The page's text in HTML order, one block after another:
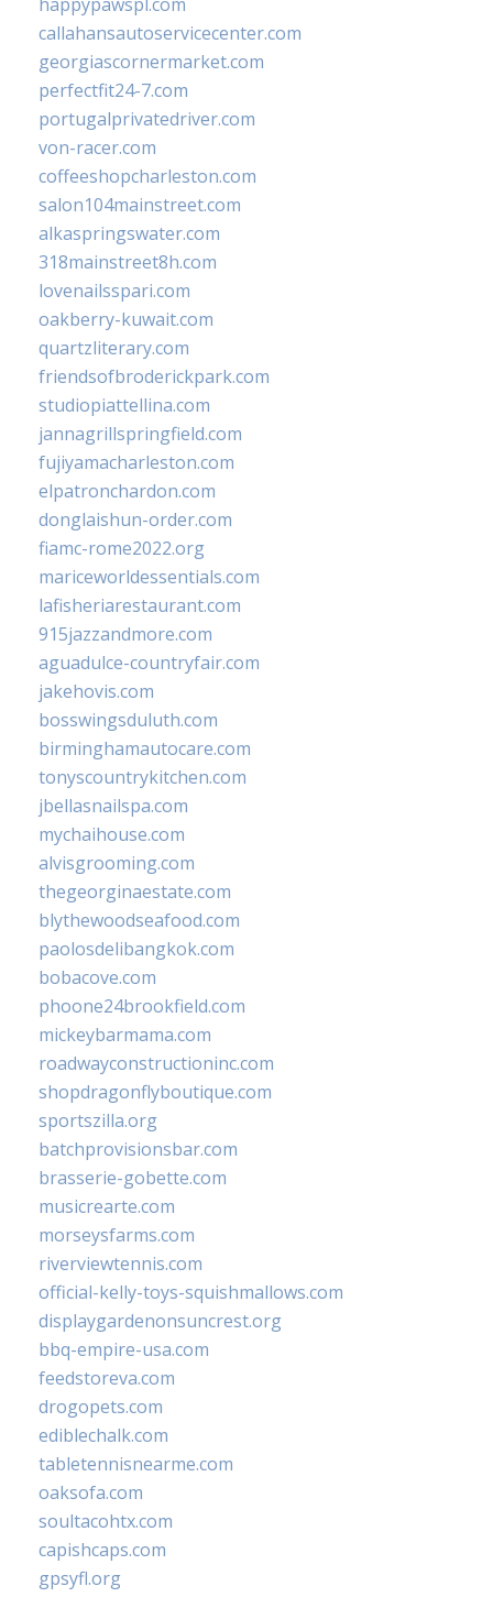
callahansautoservicecenter.com
georgiascornermarket.com
perfectfit24-7.com
portugalprivatedriver.com
von-racer.com
coffeeshopcharleston.com
salon104mainstreet.com
alkaspringswater.com
318mainstreet8h.com
lovenailsspari.com
oakberry-kuwait.com
quartzliterary.com
friendsofbroderickpark.com
studiopiattellina.com
jannagrillspringfield.com
fujiyamacharleston.com
elpatronchardon.com
donglaishun-order.com
fiamc-rome2022.org
mariceworldessentials.com
lafisheriarestaurant.com
915jazzandmore.com
aguadulce-countryfair.com
jakehovis.com
bosswingsduluth.com
birminghamautocare.com
tonyscountrykitchen.com
jbellasnailspa.com
mychaihouse.com
alvisgrooming.com
thegeorginaestate.com
blythewoodseafood.com
paolosdelibangkok.com
bobacove.com
phoone24brookfield.com
mickeybarmama.com
roadwayconstructioninc.com
shopdragonflyboutique.com
sportszilla.org
batchprovisionsbar.com
brasserie-gobette.com
musicrearte.com
morseysfarms.com
riverviewtennis.com
official-kelly-toys-squishmallows.com
displaygardenonsuncrest.org
bbq-empire-usa.com
feedstoreva.com
drogopets.com
ediblechalk.com
tabletennisnearme.com
oaksofa.com
soultacohtx.com
capishcaps.com
gpsyfl.org